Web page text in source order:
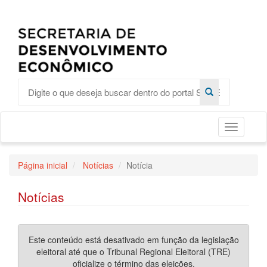
Toggle
Página inicial Notícias Notícia
Notícias
Este conteúdo está desativado em função da legislação
eleitoral até que o Tribunal Regional Eleitoral (TRE)
oficialize o término das eleições.